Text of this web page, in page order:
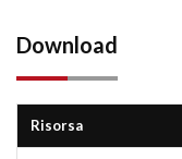
Download
Risorsa